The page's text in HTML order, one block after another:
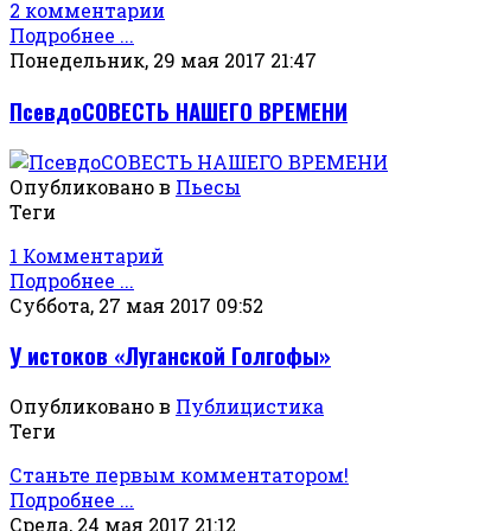
2 комментарии
Подробнее ...
Понедельник, 29 мая 2017 21:47
ПсевдоСОВЕСТЬ НАШЕГО ВРЕМЕНИ
Опубликовано в Пьесы
Теги
1 Комментарий
Подробнее ...
Суббота, 27 мая 2017 09:52
У истоков «Луганской Голгофы»
Опубликовано в Публицистика
Теги
Станьте первым комментатором!
Подробнее ...
Среда, 24 мая 2017 21:12